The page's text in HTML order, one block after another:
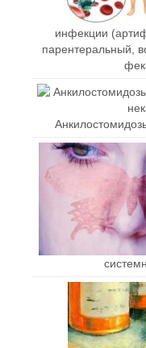
инфекции
парентеральный,